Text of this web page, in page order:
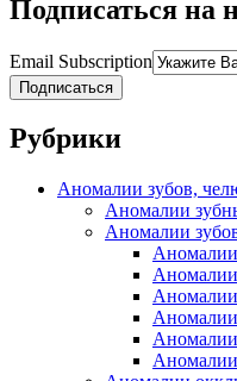
Подписаться на
Email Subscription
Подписаться
Рубрики
Аномалии зубов,
Аномалии
Аномалии
Аномалии
Аномалии
Аномалии
Аномалии